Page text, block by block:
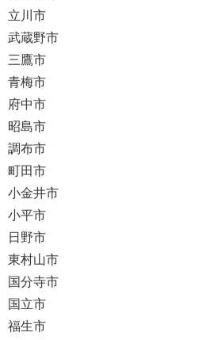
立川市
武蔵野市
三鷹市
青梅市
府中市
昭島市
調布市
町田市
小金井市
小平市
日野市
東村山市
国分寺市
国立市
福生市